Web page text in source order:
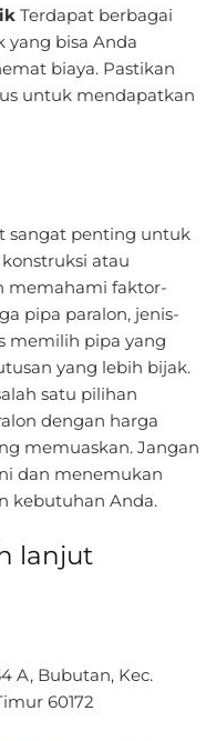
Terdapat berbagai
yang bisa Anda
biaya. Pastikan
untuk mendapatkan
sangat penting untuk
atau
memahami faktor-
pipa paralon, jenis-
memilih pipa yang
yang lebih bijak.
satu pilihan
dengan harga
memuaskan. Jangan
dan menemukan
kebutuhan Anda.
lanjut
A, Bubutan, Kec.
60172